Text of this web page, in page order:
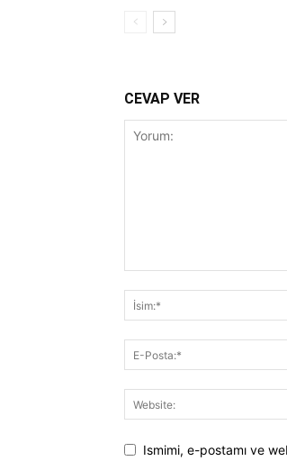
CEVAP VER
Ismimi, e-postamı ve